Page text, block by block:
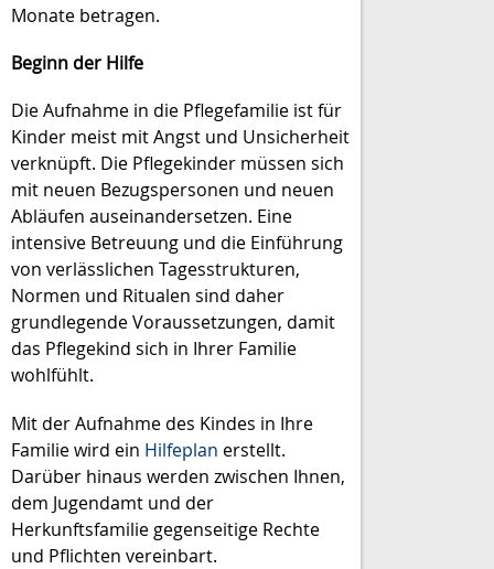
Monate betragen.
Beginn der Hilfe
Die Aufnahme in die Pflegefamilie ist für
Kinder meist mit Angst und Unsicherheit
verknüpft. Die Pflegekinder müssen sich
mit neuen Bezugspersonen und neuen
Abläufen auseinandersetzen. Eine
intensive Betreuung und die Einführung
von verlässlichen Tagesstrukturen,
Normen und Ritualen sind daher
grundlegende Voraussetzungen, damit
das Pflegekind sich in Ihrer Familie
wohlfühlt.
Mit der Aufnahme des Kindes in Ihre
Familie wird ein Hilfeplan erstellt.
Darüber hinaus werden zwischen Ihnen,
dem Jugendamt und der
Herkunftsfamilie gegenseitige Rechte
und Pflichten vereinbart.